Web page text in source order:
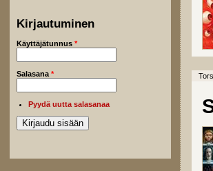
Kirjautuminen
Käyttäjätunnus *
Salasana *
Pyydä uutta salasanaa